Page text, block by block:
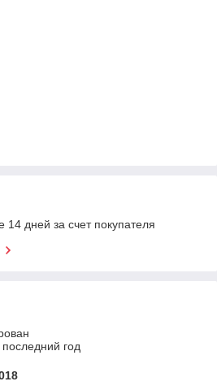
14 дней за счет покупателя
год